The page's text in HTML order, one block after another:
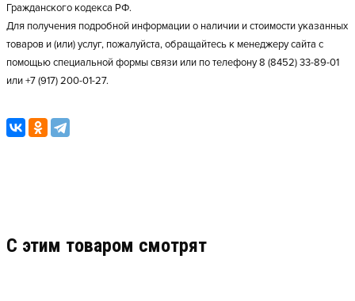
Гражданского кодекса РФ.
Для получения подробной информации о наличии и стоимости указанных
товаров и (или) услуг, пожалуйста, обращайтесь к менеджеру сайта с
помощью специальной формы связи или по телефону 8 (8452) 33-89-01
или +7 (917) 200-01-27.
C этим товаром смотрят